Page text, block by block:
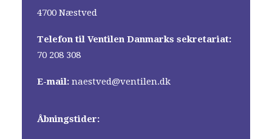
4700 Næstved
Telefon til Ventilen Danmarks sekretariat:
70 208 308
E-mail: naestved@ventilen.dk
Åbningstider: